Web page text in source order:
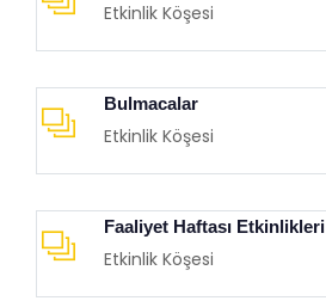
Etkinlik Köşesi
Bulmacalar
Etkinlik Köşesi
Faaliyet Haftası Etkinlikleri
Etkinlik Köşesi